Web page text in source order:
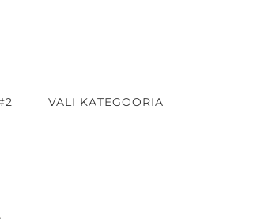
VALI KATEGOORIA